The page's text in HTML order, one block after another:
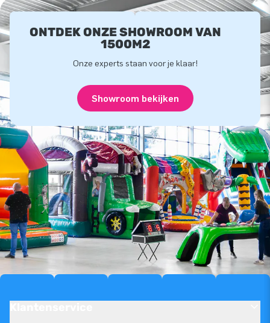
ONTDEK ONZE SHOWROOM VAN
1500M2
Onze experts staan voor je klaar!
Showroom bekijken